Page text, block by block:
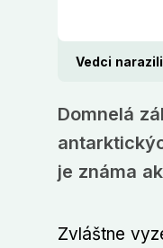
Vedci
Domnelá
je známa
Zvláštne